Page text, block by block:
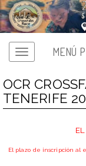
MENÚ
OCR
TENERIFE
El plazo de inscripción al